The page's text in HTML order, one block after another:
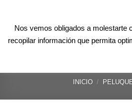
content
INICIO /
Nos vemos obligados a molestarte
recopilar información que permita